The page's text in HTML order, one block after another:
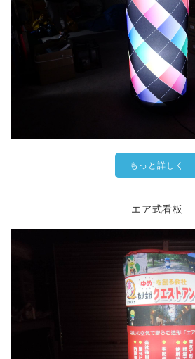
もっと詳しく
エア式看板